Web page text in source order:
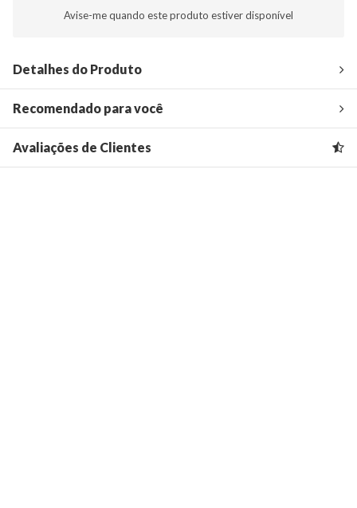
Avise-me quando este produto estiver disponível
Detalhes do Produto
Recomendado para você
Avaliações de Clientes